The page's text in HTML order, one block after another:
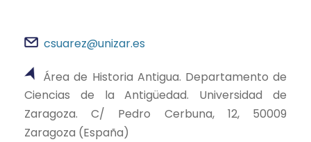
csuarez@unizar.es
Área de Historia Antigua. Departamento de
Ciencias de la Antigüedad. Universidad de
Zaragoza. C/ Pedro Cerbuna, 12, 50009
Zaragoza (España)